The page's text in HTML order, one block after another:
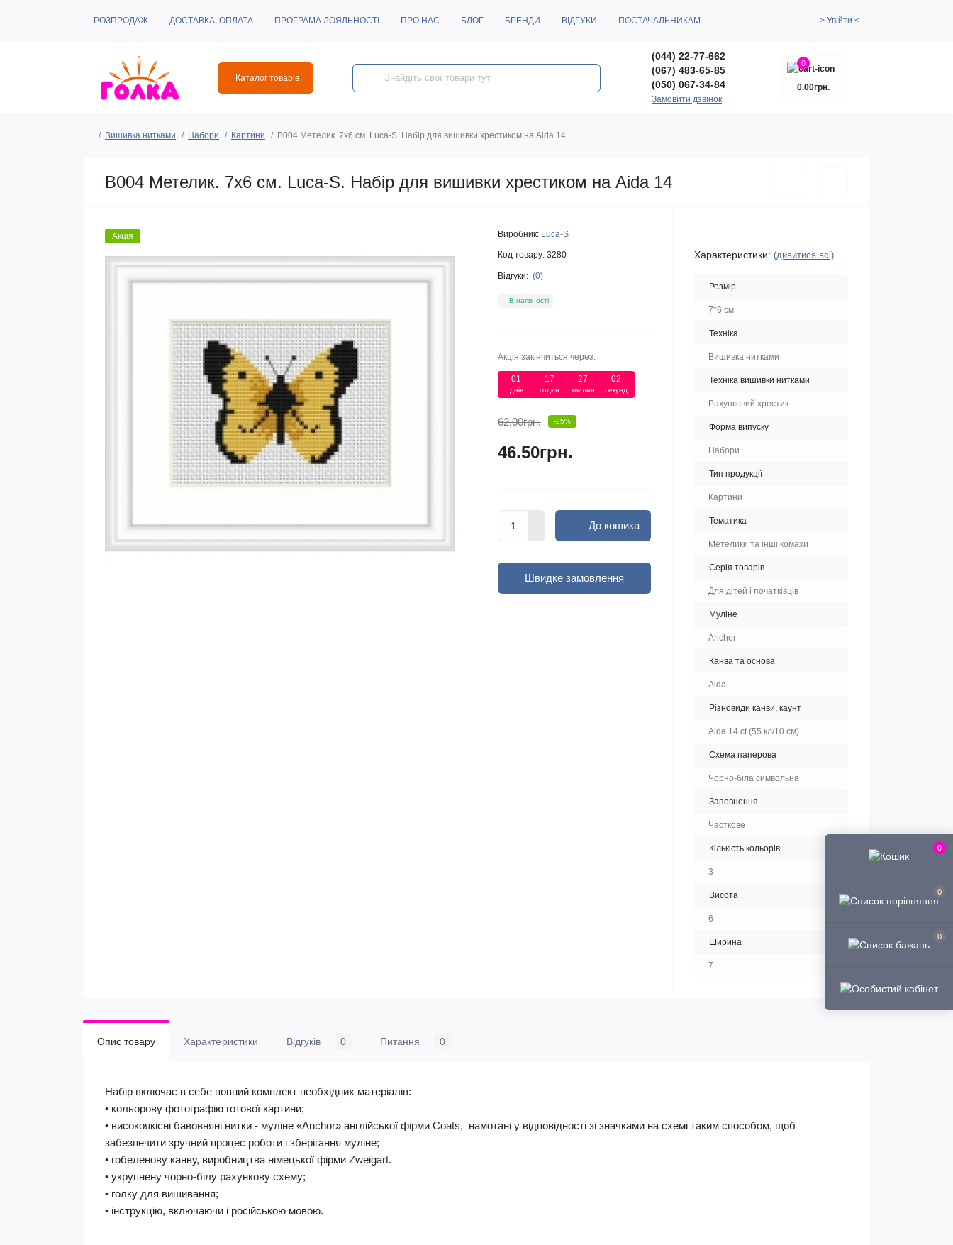
0
0
0
РОЗПРОДАЖ ДОСТАВКА, ОПЛАТА ПРОГРАМА ЛОЯЛЬНОСТІ ПРО НАС БЛОГ БРЕНДИ ВІДГУКИ ПОСТАЧАЛЬНИКАМ > Увійти <
Каталог товарів
(044) 22-77-662
(067) 483-65-85
(050) 067-34-84
Замовити дзвінок
0
0.00грн.
Вишивка нитками Набори Картини B004 Метелик. 7х6 см. Luca-S. Набір для вишивки хрестиком на Aida 14
B004 Метелик. 7х6 см. Luca-S. Набір для вишивки хрестиком на Aida 14
Акція Виробник: Luca-S
Код товару: 3280
Відгуки: (0)
В наявності
Акція закінчиться через:
01
днів
: 17
годин
: 27
хвилин
: 01
секунд
62.00грн. -25%
46.50грн.
До кошика
Швидке замовлення
Характеристики: (дивитися всі)
Розмір
7*6 см
Техніка
Вишивка нитками
Техніка вишивки нитками
Рахунковий хрестик
Форма випуску
Набори
Тип продукції
Картини
Тематика
Метелики та інші комахи
Серія товарів
Для дітей і початківців
Муліне
Anchor
Канва та основа
Aida
Різновиди канви, каунт
Aida 14 ct (55 кл/10 см)
Схема паперова
Чорно-біла символьна
Заповнення
Часткове
Кількість кольорів
3
Висота
6
Ширина
7
Опис товару Характеристики Відгуків 0 Питання 0
Набір включає в себе повний комплект необхідних матеріалів:
• кольорову фотографію готової картини;
• високоякісні бавовняні нитки - муліне «Anchor» англійської фірми Coats, намотані у відповідності зі значками на схемі таким способом, щоб
забезпечити зручний процес роботи і зберігання муліне;
• гобеленову канву, виробництва німецької фірми Zweigart.
• укрупнену чорно-білу рахункову схему;
• голку для вишивання;
• інструкцію, включаючи і російською мовою.